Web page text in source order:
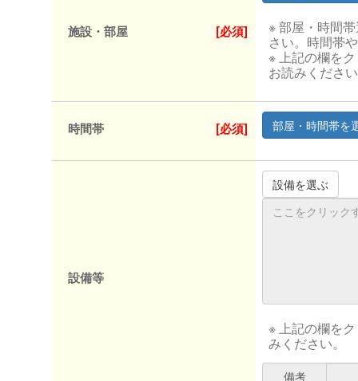
施設・部屋 [必須]
※ 部屋・時間
さい。時間帯
※ 上記の欄を
お読みくださ
時間帯 [必須]
設備等
※ 上記の欄を
みください。
備考